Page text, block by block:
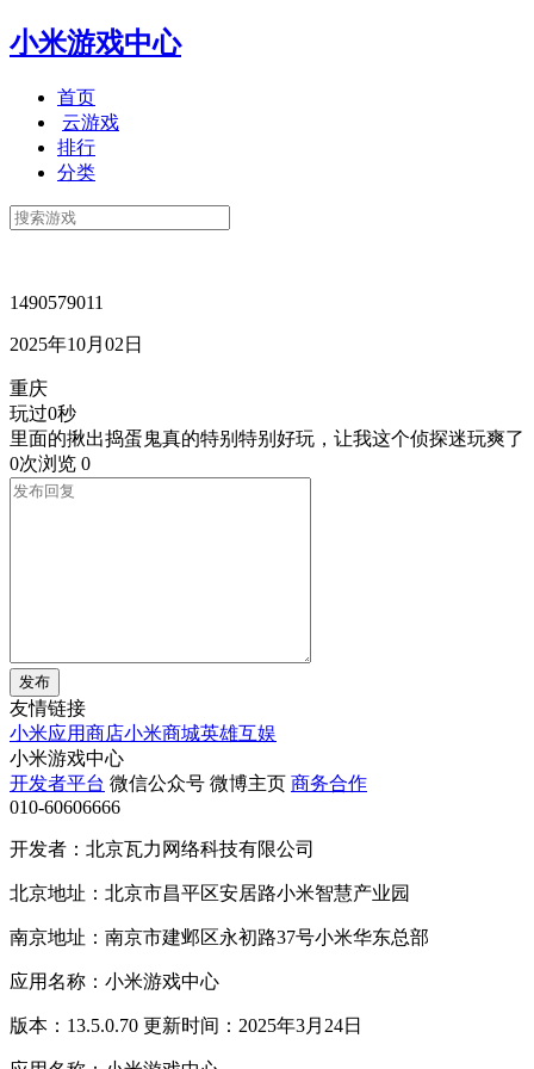
小米游戏中心
首页
云游戏
排行
分类
1490579011
2025年10月02日
重庆
玩过0秒
里面的揪出捣蛋鬼真的特别特别好玩，让我这个侦探迷玩爽了
0次浏览 0
发布
友情链接
小米应用商店小米商城英雄互娱
小米游戏中心
开发者平台 微信公众号 微博主页 商务合作
010-60606666
开发者：北京瓦力网络科技有限公司
北京地址：北京市昌平区安居路小米智慧产业园
南京地址：南京市建邺区永初路37号小米华东总部
应用名称：小米游戏中心
版本：13.5.0.70 更新时间：2025年3月24日